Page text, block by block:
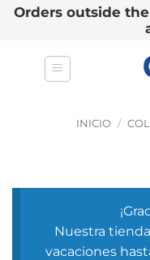
Orders outside
INICIO /
Nuestra
vacaciones